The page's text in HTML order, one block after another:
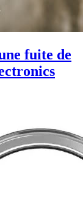
fuite de